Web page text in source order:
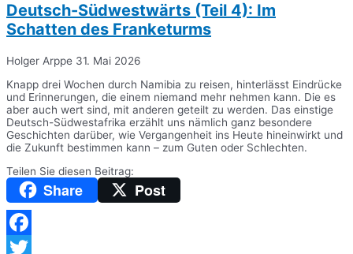
Deutsch-Südwestwärts (Teil 4): Im
Schatten des Franketurms
Holger Arppe 31. Mai 2026
Knapp drei Wochen durch Namibia zu reisen, hinterlässt Eindrücke
und Erinnerungen, die einem niemand mehr nehmen kann. Die es
aber auch wert sind, mit anderen geteilt zu werden. Das einstige
Deutsch-Südwestafrika erzählt uns nämlich ganz besondere
Geschichten darüber, wie Vergangenheit ins Heute hineinwirkt und
die Zukunft bestimmen kann – zum Guten oder Schlechten.
Teilen Sie diesen Beitrag:
Share Post
Facebook